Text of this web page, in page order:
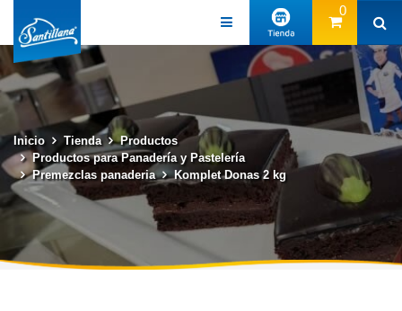
0
Inicio Tienda
Productos
Productos para Panadería y Pastelería
Premezclas panaderia
Komplet Donas 2 kg